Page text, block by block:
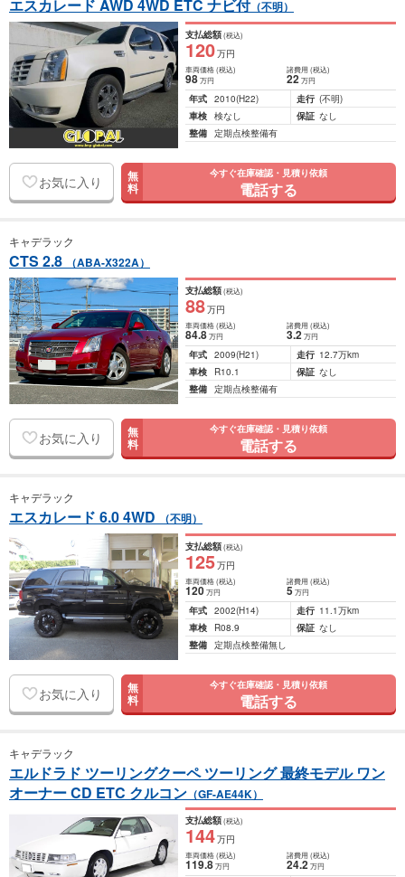
エスカレード AWD 4WD ETC ナビ付（不明）
支払総額(税込)
120万円
車両価格(税込)
98万円
諸費用 (税込)
22 万円
年式 2010(H22) 走行 (不明)
車検 検なし 保証 なし
整備 定期点検整備有
お気に入り 無
料
今すぐ在庫確認・見積り依頼
電話する
キャデラック
CTS 2.8 （ABA-X322A）
支払総額(税込)
88万円
車両価格(税込)
84.8万円
諸費用 (税込)
3.2 万円
年式 2009(H21) 走行 12.7万km
車検
R10.1 保証 なし
整備 定期点検整備有
お気に入り 無
料
今すぐ在庫確認・見積り依頼
電話する
キャデラック
エスカレード 6.0 4WD （不明）
支払総額(税込)
125万円
車両価格(税込)
120万円
諸費用 (税込)
5 万円
年式 2002(H14) 走行 11.1万km
車検
R08.9 保証 なし
整備 定期点検整備無し
お気に入り 無
料
今すぐ在庫確認・見積り依頼
電話する
キャデラック
エルドラド ツーリングクーペ ツーリング 最終モデル ワン
オーナー CD ETC クルコン （GF-AE44K）
支払総額(税込)
144万円
車両価格(税込)
119.8万円
諸費用 (税込)
24.2 万円